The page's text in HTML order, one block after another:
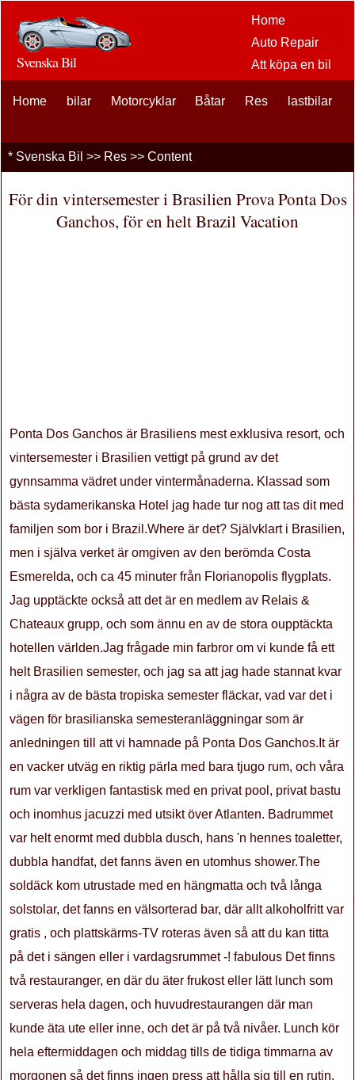
Home
Auto Repair
Att köpa en bil
eftermarknaden
Finansiering
bil underhåll
Svenska Bil
Home bilar Motorcyklar Båtar Res lastbilar
* Svenska Bil >> Res >> Content
För din vintersemester i Brasilien Prova Ponta Dos
Ganchos, för en helt Brazil Vacation
Ponta Dos Ganchos är Brasiliens mest exklusiva resort, och
vintersemester i Brasilien vettigt på grund av det
gynnsamma vädret under vintermånaderna. Klassad som
bästa sydamerikanska Hotel jag hade tur nog att tas dit med
familjen som bor i Brazil.Where är det? Självklart i Brasilien,
men i själva verket är omgiven av den berömda Costa
Esmerelda, och ca 45 minuter från Florianopolis flygplats.
Jag upptäckte också att det är en medlem av Relais &
Chateaux grupp, och som ännu en av de stora oupptäckta
hotellen världen.Jag frågade min farbror om vi kunde få ett
helt Brasilien semester, och jag sa att jag hade stannat kvar
i några av de bästa tropiska semester fläckar, vad var det i
vägen för brasilianska semesteranläggningar som är
anledningen till att vi hamnade på Ponta Dos Ganchos.It är
en vacker utväg en riktig pärla med bara tjugo rum, och våra
rum var verkligen fantastisk med en privat pool, privat bastu
och inomhus jacuzzi med utsikt över Atlanten. Badrummet
var helt enormt med dubbla dusch, hans 'n hennes toaletter,
dubbla handfat, det fanns även en utomhus shower.The
soldäck kom utrustade med en hängmatta och två långa
solstolar, det fanns en välsorterad bar, där allt alkoholfritt var
gratis , och plattskärms-TV roteras även så att du kan titta
på det i sängen eller i vardagsrummet -! fabulous Det finns
två restauranger, en där du äter frukost eller lätt lunch som
serveras hela dagen, och huvudrestaurangen där man
kunde äta ute eller inne, och det är på två nivåer. Lunch kör
hela eftermiddagen och middag tills de tidiga timmarna av
morgonen så det finns ingen press att hålla sig till en rutin.